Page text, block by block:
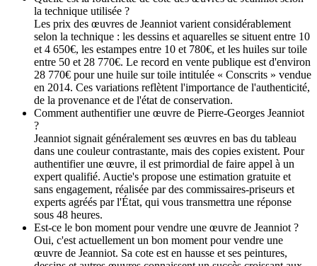
la technique utilisée ?
Les prix des œuvres de Jeanniot varient considérablement
selon la technique : les dessins et aquarelles se situent entre 10
et 4 650€, les estampes entre 10 et 780€, et les huiles sur toile
entre 50 et 28 770€. Le record en vente publique est d'environ
28 770€ pour une huile sur toile intitulée « Conscrits » vendue
en 2014. Ces variations reflètent l'importance de l'authenticité,
de la provenance et de l'état de conservation.
Comment authentifier une œuvre de Pierre-Georges Jeanniot
?
Jeanniot signait généralement ses œuvres en bas du tableau
dans une couleur contrastante, mais des copies existent. Pour
authentifier une œuvre, il est primordial de faire appel à un
expert qualifié. Auctie's propose une estimation gratuite et
sans engagement, réalisée par des commissaires-priseurs et
experts agréés par l'État, qui vous transmettra une réponse
sous 48 heures.
Est-ce le bon moment pour vendre une œuvre de Jeanniot ?
Oui, c'est actuellement un bon moment pour vendre une
œuvre de Jeanniot. Sa cote est en hausse et ses peintures,